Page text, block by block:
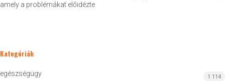
amely a problémákat előidézte
Kategóriák
egészségügy 1 114